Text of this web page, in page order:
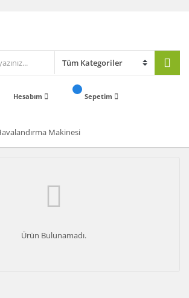
Hesabım Sepetim
Makinesi
Ürün Bulunamadı.